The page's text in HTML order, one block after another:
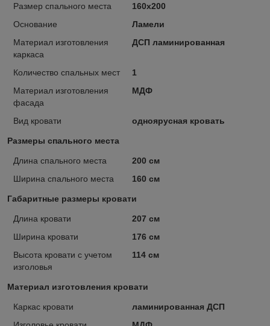
Размер спального места
160х200
Основание
Ламели
Материал изготовления
каркаса
ДСП ламинированная
Количество спальных мест
1
Материал изготовления
фасада
МДФ
Вид кровати одноярусная кровать
Размеры спального места
Длина спального места
200 см
Ширина спального места
160 см
Габаритные размеры кровати
Длина кровати
207 см
Ширина кровати
176 см
Высота кровати с учетом
изголовья
114 см
Материал изготовления кровати
Каркас кровати
ламинированная ДСП